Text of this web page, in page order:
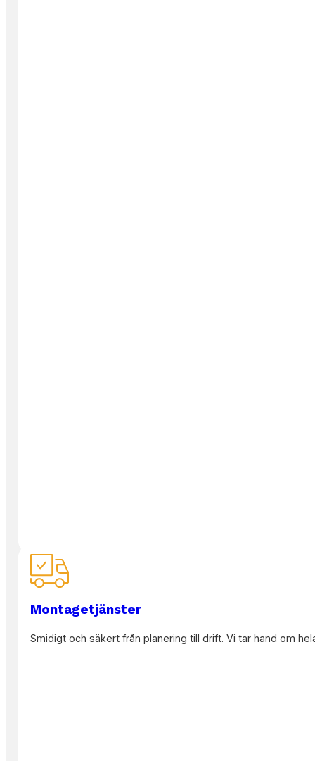
Läs mer
Montagetjänster
Smidigt och säkert från planering till drift. Vi tar hand om